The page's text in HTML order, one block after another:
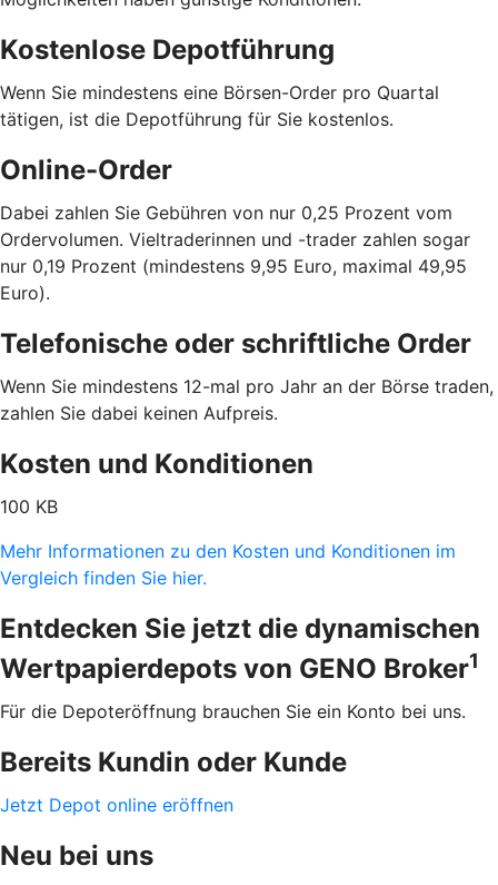
Kostenlose Depotführung
Wenn Sie mindestens eine Börsen-Order pro Quartal
tätigen, ist die Depotführung für Sie kostenlos.
Online-Order
Dabei zahlen Sie Gebühren von nur 0,25 Prozent vom
Ordervolumen. Vieltraderinnen und -trader zahlen sogar
nur 0,19 Prozent (mindestens 9,95 Euro, maximal 49,95
Euro).
Telefonische oder schriftliche Order
Wenn Sie mindestens 12-mal pro Jahr an der Börse traden,
zahlen Sie dabei keinen Aufpreis.
Kosten und Konditionen
100 KB
Mehr Informationen zu den Kosten und Konditionen im
Vergleich finden Sie hier.
Entdecken Sie jetzt die dynamischen
Wertpapierdepots von GENO Broker1
Für die Depoteröffnung brauchen Sie ein Konto bei uns.
Bereits Kundin oder Kunde
Jetzt Depot online eröffnen
Neu bei uns